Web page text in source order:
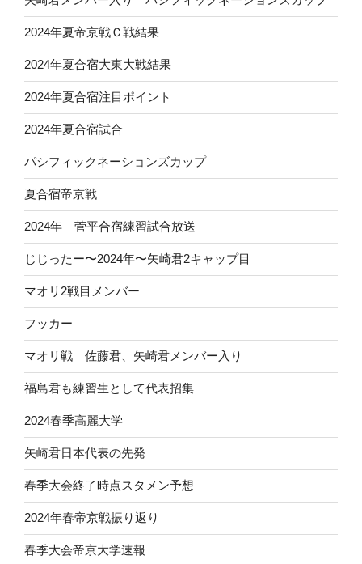
2024年夏帝京戦Ｃ戦結果
2024年夏合宿大東大戦結果
2024年夏合宿注目ポイント
2024年夏合宿試合
パシフィックネーションズカップ
夏合宿帝京戦
2024年 菅平合宿練習試合放送
じじったー〜2024年〜矢崎君2キャップ目
マオリ2戦目メンバー
フッカー
マオリ戦 佐藤君、矢崎君メンバー入り
福島君も練習生として代表招集
2024春季高麗大学
矢崎君日本代表の先発
春季大会終了時点スタメン予想
2024年春帝京戦振り返り
春季大会帝京大学速報